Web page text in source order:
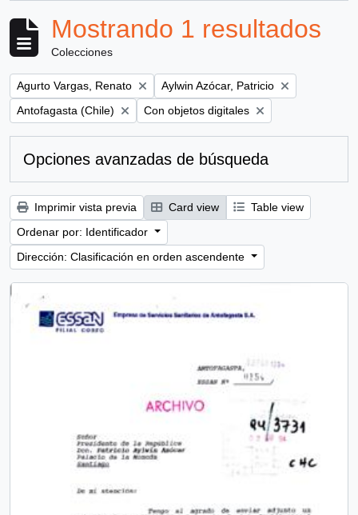
Mostrando 1 resultados
Colecciones
Remove filter:
Agurto Vargas, Renato Remove filter:
Aylwin Azócar, Patricio
Remove filter:
Antofagasta (Chile) Remove filter:
Con objetos digitales
Opciones avanzadas de búsqueda
Imprimir vista previa Card view
Table view
Ordenar por: Identificador
Dirección: Clasificación en orden ascendente